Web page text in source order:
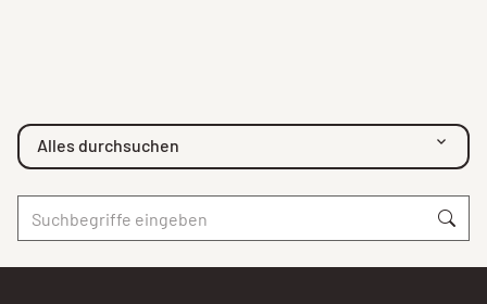
Alles durchsuchen